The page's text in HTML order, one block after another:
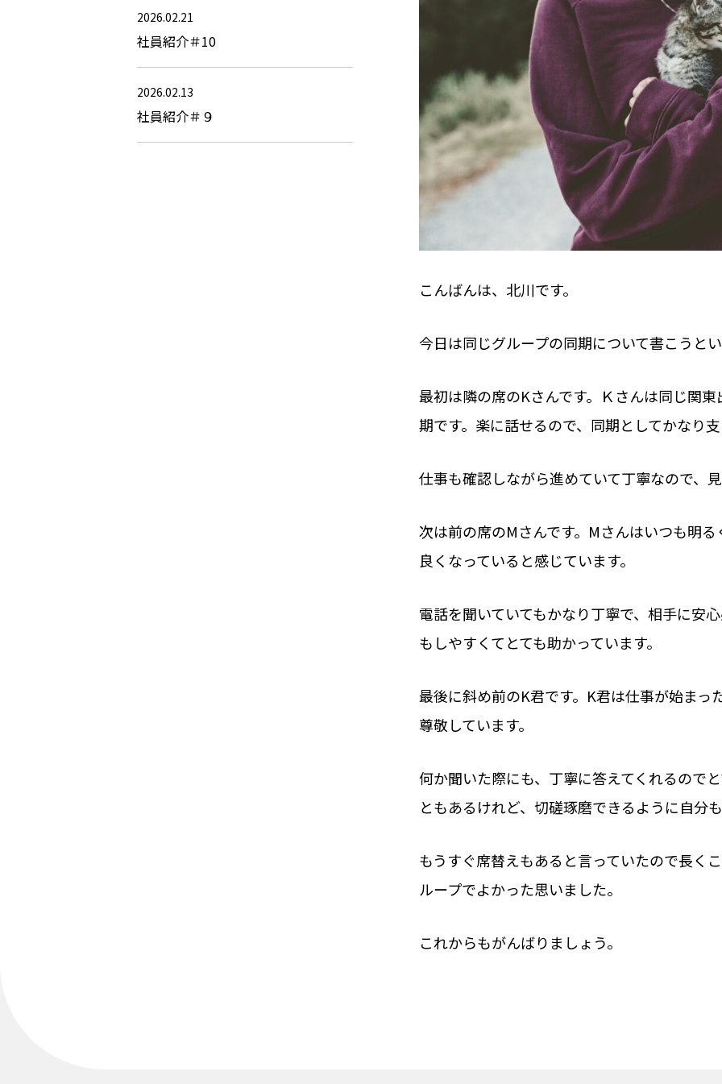
こんばんは、北川です。
今日は同じグループの同期について書こうと
最初は隣の席のKさんです。Ｋさんは同じ関
期です。楽に話せるので、同期としてかなり
仕事も確認しながら進めていて丁寧なので、
次は前の席のMさんです。Mさんはいつも明
良くなっていると感じています。
電話を聞いていてもかなり丁寧で、相手に安
もしやすくてとても助かっています。
最後に斜め前のK君です。K君は仕事が始ま
尊敬しています。
何か聞いた際にも、丁寧に答えてくれるので
ともあるけれど、切磋琢磨できるように自分
もうすぐ席替えもあると言っていたので長く
ループでよかった思いました。
これからもがんばりましょう。
2026.02.21
社員紹介＃10
2026.02.13
社員紹介＃９